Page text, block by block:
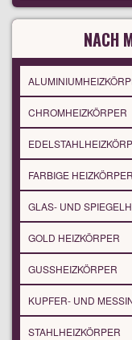
NACH
CHROMHEIZKÖRPER
FARBIGE HEIZKÖRPER
GLAS- UND
GOLD HEIZKÖRPER
GUSSHEIZKÖRPER
KUPFER- UND
STAHLHEIZKÖRPER